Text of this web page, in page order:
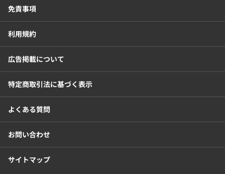
免責事項
利用規約
広告掲載について
特定商取引法に基づく表示
よくある質問
お問い合わせ
サイトマップ